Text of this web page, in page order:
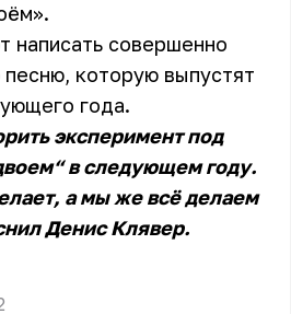
написать совершенно
которую выпустят
года.
эксперимент под
в следующем году.
а мы же всё делаем
Денис Клявер.